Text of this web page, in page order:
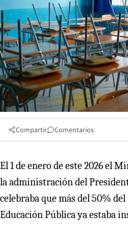
Compartir Comentarios
El 1 de enero de este 2026 el
la administración del
celebraba que más del 50%
Educación Pública ya estaba